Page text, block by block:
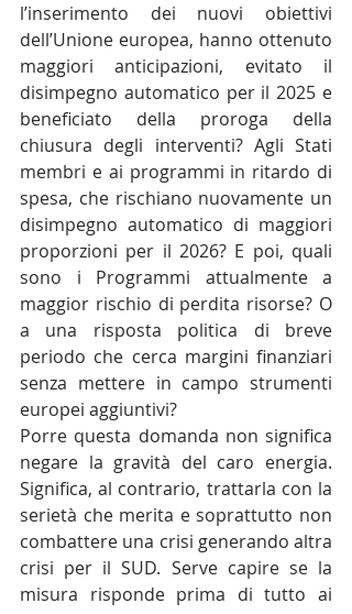
l’inserimento dei nuovi obiettivi
dell’Unione europea, hanno ottenuto
maggiori anticipazioni, evitato il
disimpegno automatico per il 2025 e
beneficiato della proroga della
chiusura degli interventi? Agli Stati
membri e ai programmi in ritardo di
spesa, che rischiano nuovamente un
disimpegno automatico di maggiori
proporzioni per il 2026? E poi, quali
sono i Programmi attualmente a
maggior rischio di perdita risorse? O
a una risposta politica di breve
periodo che cerca margini finanziari
senza mettere in campo strumenti
europei aggiuntivi?
Porre questa domanda non significa
negare la gravità del caro energia.
Significa, al contrario, trattarla con la
serietà che merita e soprattutto non
combattere una crisi generando altra
crisi per il SUD. Serve capire se la
misura risponde prima di tutto ai